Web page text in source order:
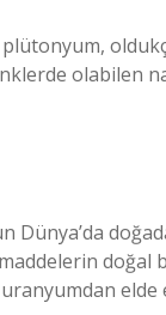
olabilen
Dünya’da
doğal
elde